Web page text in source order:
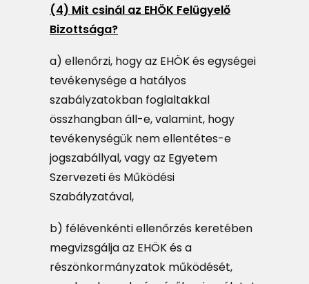
(4) Mit csinál az EHÖK Felügyelő
Bizottsága?
a) ellenőrzi, hogy az EHÖK és egységei
tevékenysége a hatályos
szabályzatokban foglaltakkal
összhangban áll-e, valamint, hogy
tevékenységük nem ellentétes-e
jogszabállyal, vagy az Egyetem
Szervezeti és Működési
Szabályzatával,
b) félévenkénti ellenőrzés keretében
megvizsgálja az EHÖK és a
részönkormányzatok működését,